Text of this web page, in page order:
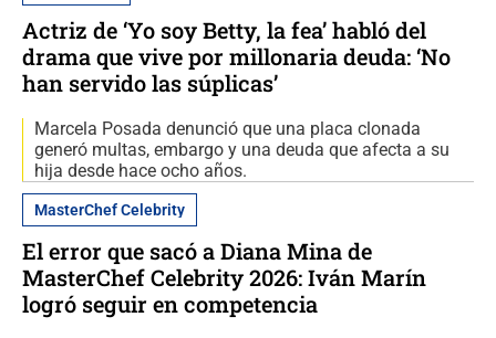
Actriz de ‘Yo soy Betty, la fea’ habló del
drama que vive por millonaria deuda: ‘No
han servido las súplicas’
Marcela Posada denunció que una placa clonada
generó multas, embargo y una deuda que afecta a su
hija desde hace ocho años.
MasterChef Celebrity
El error que sacó a Diana Mina de
MasterChef Celebrity 2026: Iván Marín
logró seguir en competencia